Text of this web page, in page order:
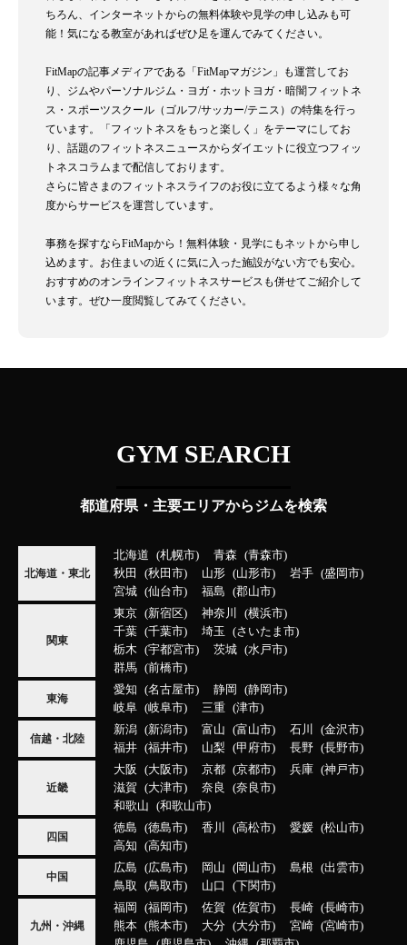
ちろん、インターネットからの無料体験や見学の申し込みも可
能！気になる教室があればぜひ足を運んでみてください。
FitMapの記事メディアである「FitMapマガジン」も運営してお
り、ジムやパーソナルジム・ヨガ・ホットヨガ・暗闇フィットネ
ス・スポーツスクール（ゴルフ/サッカー/テニス）の特集を行っ
ています。「フィットネスをもっと楽しく」をテーマにしてお
り、話題のフィットネスニュースからダイエットに役立つフィッ
トネスコラムまで配信しております。
さらに皆さまのフィットネスライフのお役に立てるよう様々な角
度からサービスを運営しています。
事務を探すならFitMapから！無料体験・見学にもネットから申し
込めます。お住まいの近くに気に入った施設がない方でも安心。
おすすめのオンラインフィットネスサービスも併せてご紹介して
います。ぜひ一度閲覧してみてください。
GYM SEARCH
都道府県・主要エリアからジムを検索
北海道・東北
北海道 札幌市 青森
青森市
秋田
秋田市 山形 山形市 岩手
盛岡市
宮城
仙台市 福島 郡山市
関東
東京 新宿区 神奈川
横浜市
千葉
千葉市 埼玉
さいたま市
栃木
宇都宮市 茨城
水戸市
群馬
前橋市
東海
愛知 名古屋市 静岡
静岡市
岐阜
岐阜市 三重 津市
信越・北陸
新潟 新潟市 富山 富山市 石川
金沢市
福井
福井市 山梨 甲府市 長野 長野市
近畿
大阪 大阪市 京都 京都市 兵庫
神戸市
滋賀
大津市 奈良
奈良市
和歌山
和歌山市
四国
徳島 徳島市 香川 高松市 愛媛
松山市
高知
高知市
中国
広島 広島市 岡山 岡山市 島根
出雲市
鳥取
鳥取市 山口 下関市
九州・沖縄
福岡 福岡市 佐賀 佐賀市 長崎
長崎市
熊本
熊本市 大分 大分市 宮崎
宮崎市